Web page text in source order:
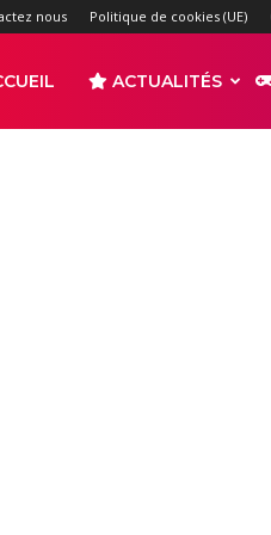
nous Politique de cookies (UE)
ACTUALITÉS